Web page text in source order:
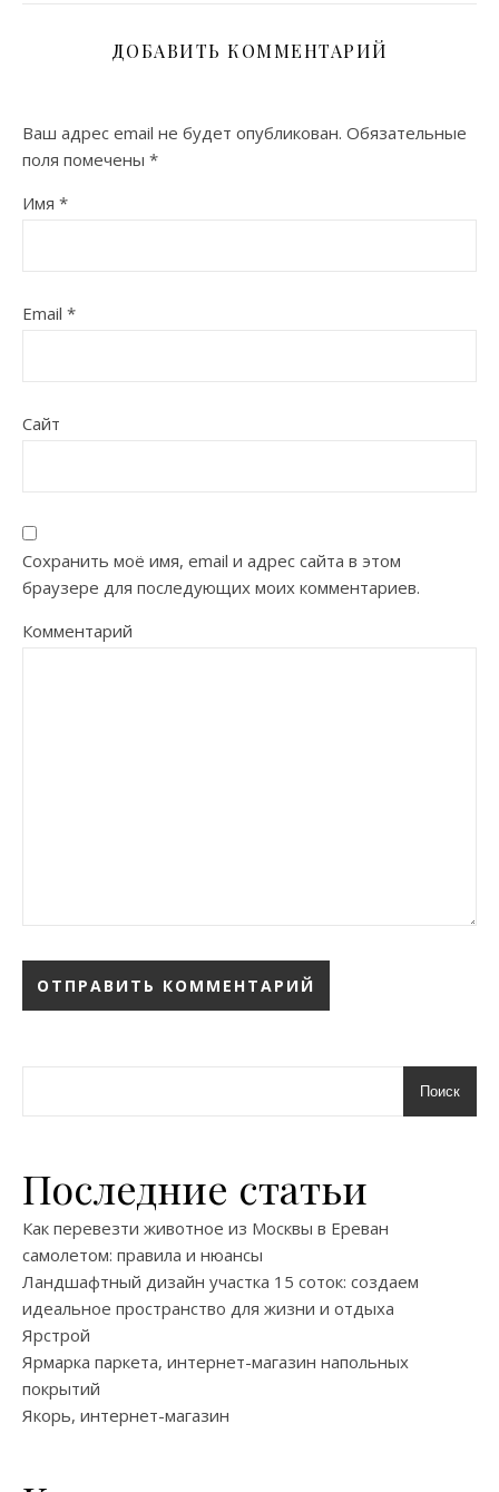
ДОБАВИТЬ КОММЕНТАРИЙ
Ваш адрес email не будет опубликован. Обязательные
поля помечены *
Имя *
Email *
Сайт
Сохранить моё имя, email и адрес сайта в этом
браузере для последующих моих комментариев.
Комментарий
Поиск
Последние статьи
Как перевезти животное из Москвы в Ереван
самолетом: правила и нюансы
Ландшафтный дизайн участка 15 соток: создаем
идеальное пространство для жизни и отдыха
Ярстрой
Ярмарка паркета, интернет-магазин напольных
покрытий
Якорь, интернет-магазин